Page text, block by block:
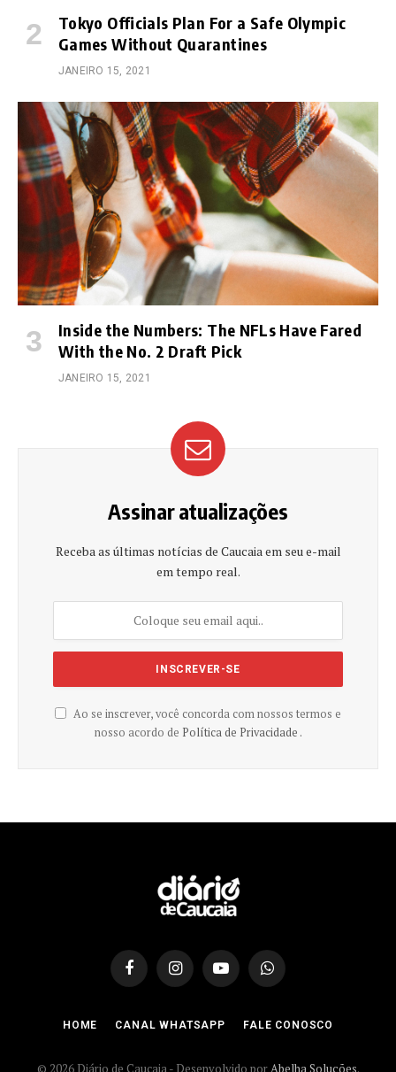
Tokyo Officials Plan For a Safe Olympic
Games Without Quarantines
JANEIRO 15, 2021
Inside the Numbers: The NFLs Have Fared
With the No. 2 Draft Pick
JANEIRO 15, 2021
Assinar atualizações
Receba as últimas notícias de Caucaia em seu e-mail
em tempo real.
Ao se inscrever, você concorda com nossos termos e
nosso acordo de Política de Privacidade .
FacebookInstagramYouTubeWhatsApp
HOME CANAL WHATSAPP FALE CONOSCO
© 2026 Diário de Caucaia - Desenvolvido por Abelha Soluções.